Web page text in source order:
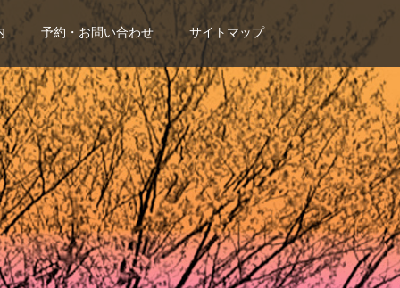
予約・お問い合わせ サイトマップ